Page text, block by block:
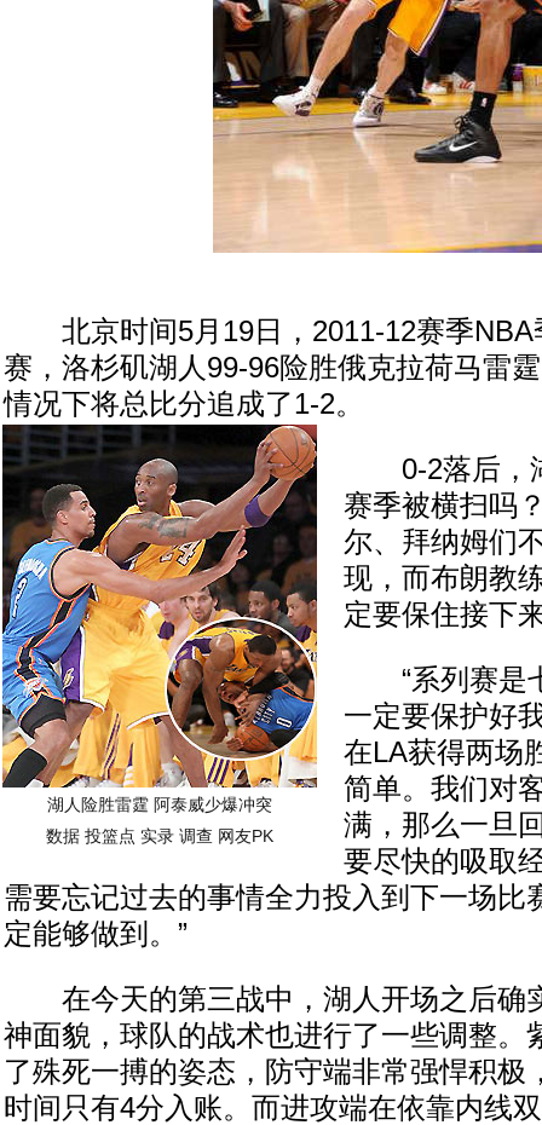
北京时间5月19日，2011-12赛季NBA
赛，洛杉矶湖人99-96险胜俄克拉荷马雷
情况下将总比分追成了1-2。
湖人险胜雷霆 阿泰威少爆冲突
数据 投篮点 实录 调查 网友PK
0-2落后，
赛季被横扫吗
尔、拜纳姆们
现，而布朗教
定要保住接下
“系列赛是
一定要保护好
在LA获得两场
简单。我们对
满，那么一旦
要尽快的吸取
需要忘记过去的事情全力投入到下一场比
定能够做到。”
在今天的第三战中，湖人开场之后确
神面貌，球队的战术也进行了一些调整。
了殊死一搏的姿态，防守端非常强悍积极
时间只有4分入账。而进攻端在依靠内线